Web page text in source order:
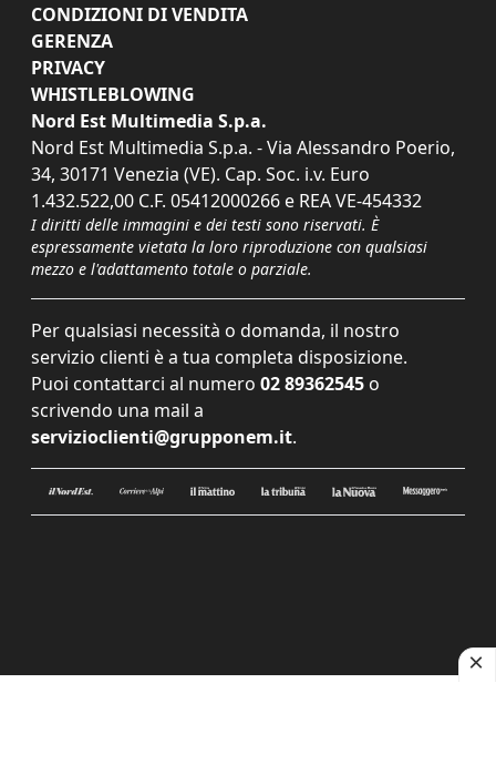
CONDIZIONI DI VENDITA
GERENZA
PRIVACY
WHISTLEBLOWING
Nord Est Multimedia S.p.a.
Nord Est Multimedia S.p.a. - Via Alessandro Poerio,
34, 30171 Venezia (VE). Cap. Soc. i.v. Euro
1.432.522,00 C.F. 05412000266 e REA VE-454332
I diritti delle immagini e dei testi sono riservati. È
espressamente vietata la loro riproduzione con qualsiasi
mezzo e l'adattamento totale o parziale.
Per qualsiasi necessità o domanda, il nostro
servizio clienti è a tua completa disposizione.
Puoi contattarci al numero 02 89362545 o
scrivendo una mail a
servizioclienti@grupponem.it.